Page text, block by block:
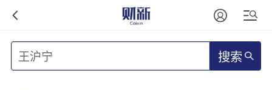
搜索